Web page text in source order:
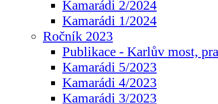
Kamarádi 2/2024
Kamarádi 1/2024
Ročník 2023
Publikace - Karlův most,
Kamarádi 5/2023
Kamarádi 4/2023
Kamarádi 3/2023